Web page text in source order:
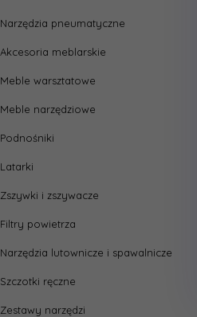
Narzędzia pneumatyczne
Akcesoria meblarskie
Meble warsztatowe
Meble narzędziowe
Podnośniki
Latarki
Zszywki i zszywacze
Filtry powietrza
Narzędzia lutownicze i spawalnicze
Szczotki ręczne
Zestawy narzędzi